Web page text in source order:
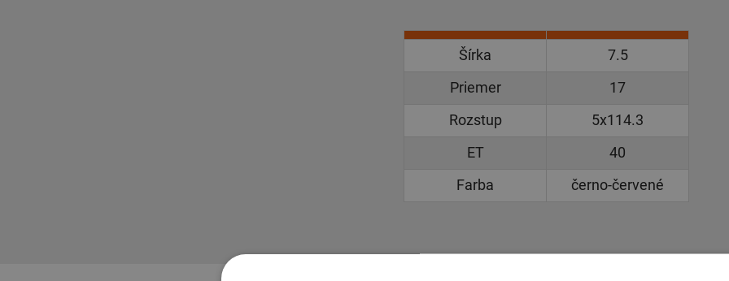
Šírka
7.5
Priemer
17
Rozstup
5x114.3
ET
40
Farba
černo-červené